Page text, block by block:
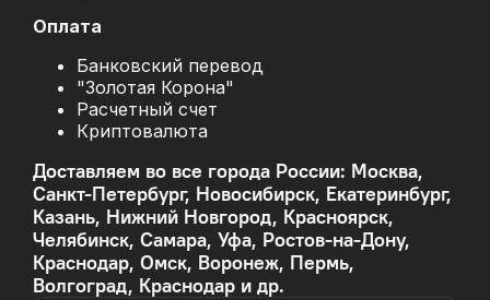
Оплата
Банковский перевод
"Золотая Корона"
Расчетный счет
Криптовалюта
Доставляем во все города России: Москва,
Санкт-Петербург, Новосибирск, Екатеринбург,
Казань, Нижний Новгород, Красноярск,
Челябинск, Самара, Уфа, Ростов-на-Дону,
Краснодар, Омск, Воронеж, Пермь,
Волгоград, Краснодар и др.